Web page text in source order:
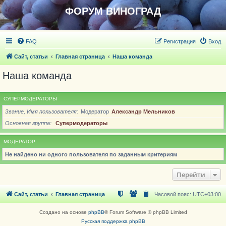
ФОРУМ ВИНОГРАД
FAQ Вход
Регистрация
Сайт, статьи Главная страница Наша команда
Наша команда
СУПЕРМОДЕРАТОРЫ
Звание, Имя пользователя Модератор Александр Мельников
Основная группа
Супермодераторы
МОДЕРАТОР
Не найдено ни одного пользователя по заданным критериям
Перейти
Сайт, статьи Главная страница Часовой пояс: UTC+03:00
Создано на основе phpBB® Forum Software © phpBB Limited
Русская поддержка phpBB